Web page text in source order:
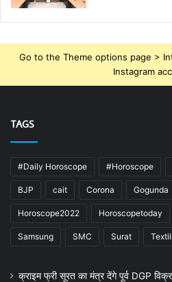
Go to the Theme options page >
Instagram
TAGS
#Daily Horoscope #Horoscope
BJP cait Corona Gogunda
Horoscope2022 Horoscopetoday
Samsung SMC Surat
क्राइम फ्री सूरत का मंत्र देंगे पूर्व DGP